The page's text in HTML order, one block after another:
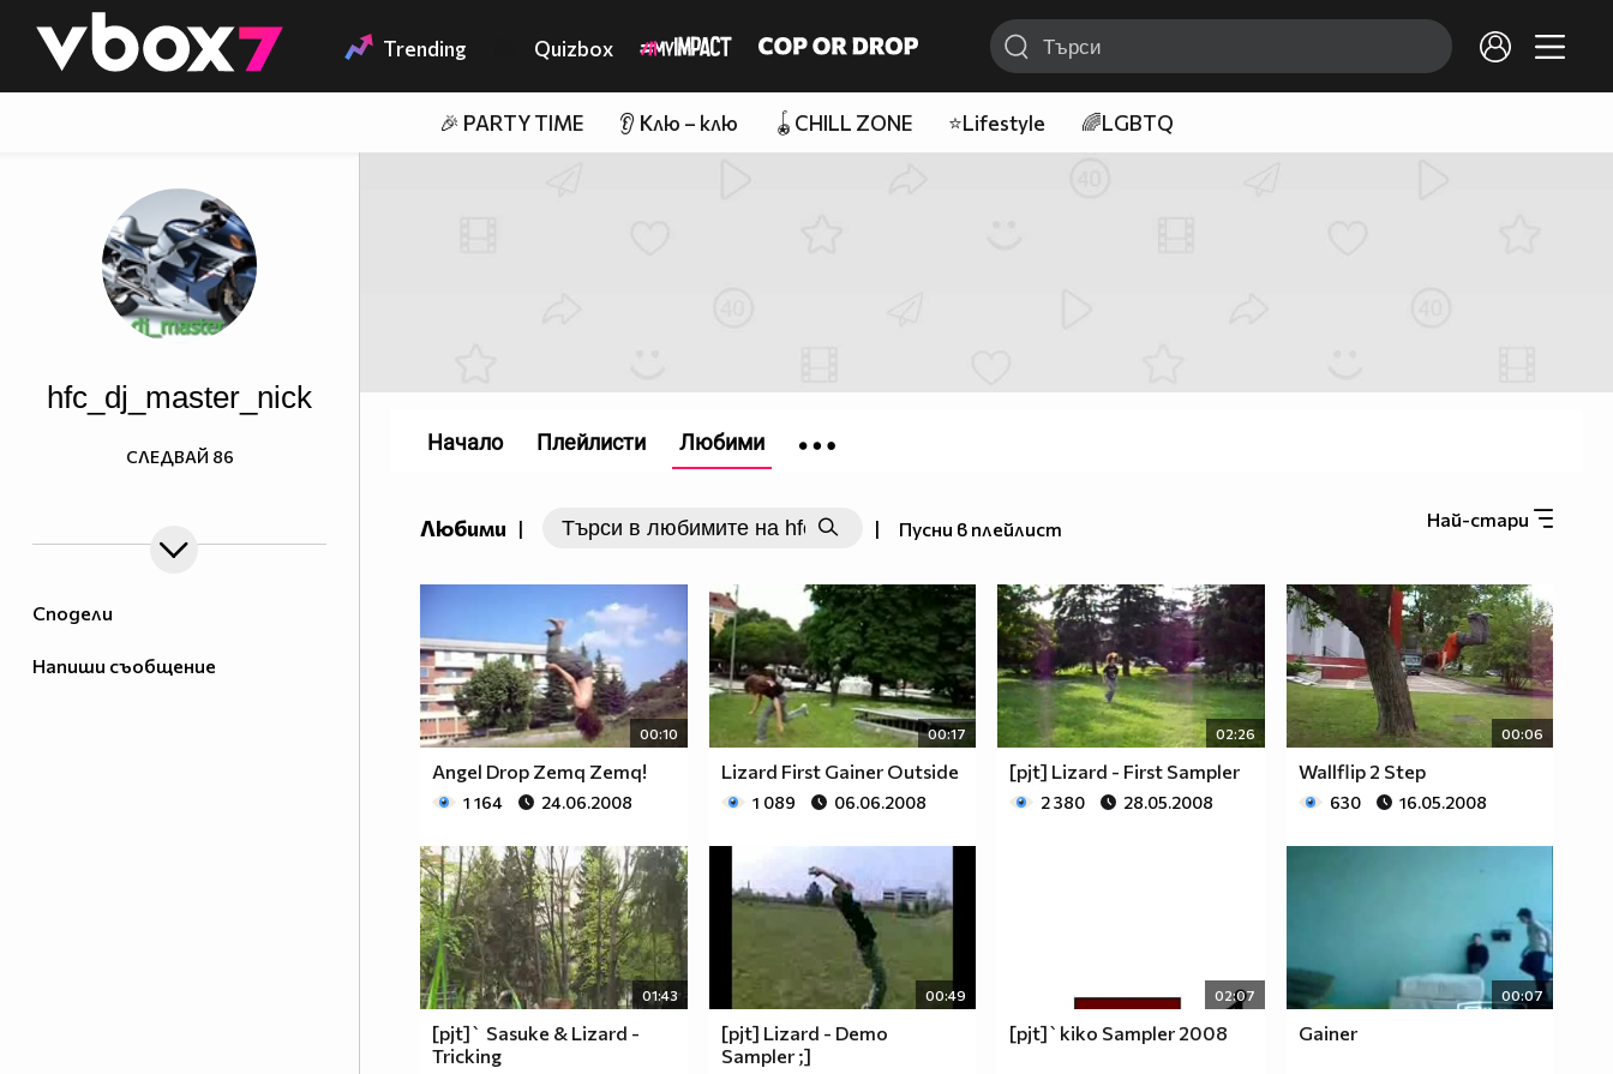
👾 Trending Quizbox
🎉 PARTY TIME 👂 Клю – клю 🪀CHILL ZONE ⭐Lifestyle 🌈LGBTQ
Сподели
Напиши съобщение
hfc_dj_master_nick
СЛЕДВАЙ 86
Любими | | Пусни в плейлист Най-стари
00:10
Angel Drop Zemq Zemq!
1 164 24.06.2008
00:17
Lizard First Gainer Outside
1 089 06.06.2008
02:26
[pjt] Lizard - First Sampler
2 380 28.05.2008
00:06
Wallflip 2 Step
630 16.05.2008
01:43
[pjt]` Sasuke & Lizard -
Tricking
00:49
[pjt] Lizard - Demo
Sampler ;]
02:07
[pjt]`kiko Sampler 2008
00:07
Gainer
Начало Плейлисти Любими